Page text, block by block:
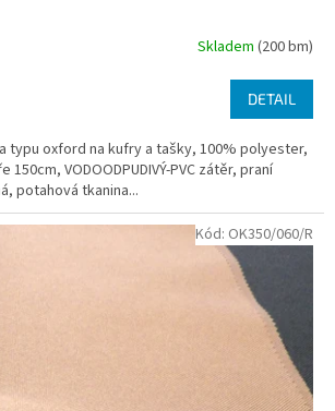
Skladem (200 bm)
DETAIL
typu oxford na kufry a tašky, 100% polyester,
VODOODPUDIVÝ-PVC zátěr, praní
potahová tkanina...
Kód: OK350/060/R